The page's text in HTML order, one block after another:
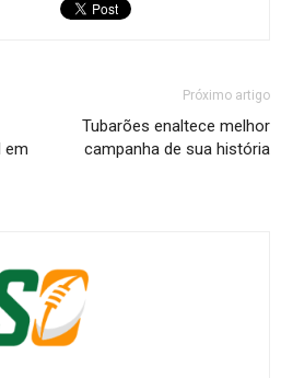
em
Próximo artigo
Tubarões enaltece melhor
campanha de sua história